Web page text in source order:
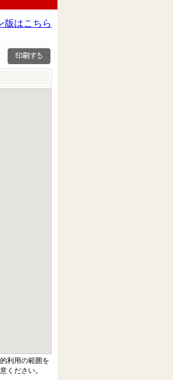
版はこちら
利用の範囲を
ください。